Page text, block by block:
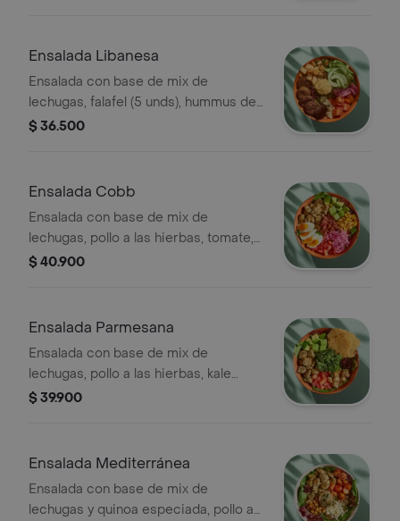
Ensalada Libanesa
Ensalada con base de mix de
lechugas, falafel (5 unds), hummus de
garbanzo, queso feta, tomate cherry,
$ 36.500
Ensalada Cobb
Ensalada con base de mix de
lechugas, pollo a las hierbas, tomate,
huevo duro, tocineta, aguacate,
$ 40.900
Ensalada Parmesana
Ensalada con base de mix de
lechugas, pollo a las hierbas, kale
picado, tomate, aguacate, galletas de
$ 39.900
Ensalada Mediterránea
Ensalada con base de mix de
lechugas y quinoa especiada, pollo a